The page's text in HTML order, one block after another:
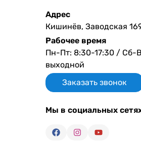
Адрес
Кишинёв, Заводская
Рабочее время
Пн-Пт: 8:30-17:30 / Сб-
выходной
Заказать звонок
Мы в социальных